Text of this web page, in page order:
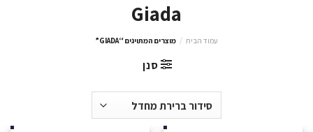
Giada
עמוד הבית / מוצרים המתויגים “GIADA”
סנן